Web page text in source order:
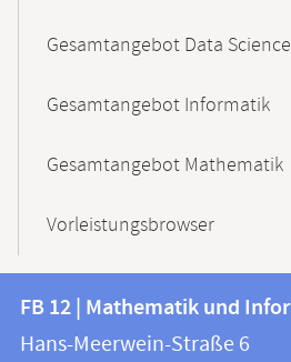
Gesamtangebot Data Science
Gesamtangebot Informatik
Gesamtangebot Mathematik
Vorleistungsbrowser
Kontakt
und
FB
FB 12 | Mathematik und
Hans-Meerwein-Straße 6